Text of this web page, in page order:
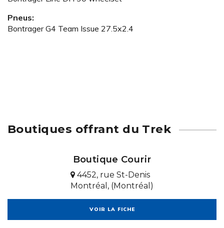
Pneus:
Bontrager G4 Team Issue 27.5x2.4
Boutiques offrant du Trek
Boutique Courir
4452, rue St-Denis
Montréal, (Montréal)
VOIR LA FICHE